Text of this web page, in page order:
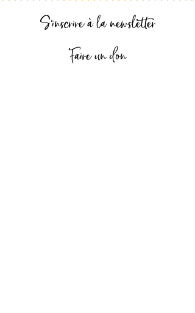
S'inscrire à la newsletter
Faire un don